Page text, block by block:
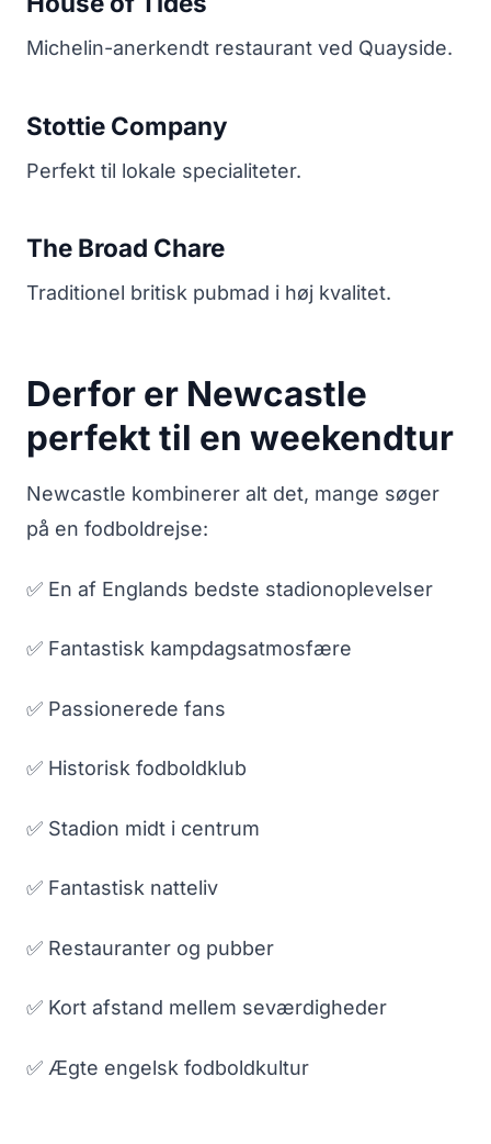
Michelin-anerkendt restaurant ved Quayside.
Stottie Company
Perfekt til lokale specialiteter.
The Broad Chare
Traditionel britisk pubmad i høj kvalitet.
Derfor er Newcastle
perfekt til en weekendtur
Newcastle kombinerer alt det, mange søger
på en fodboldrejse:
✅ En af Englands bedste stadionoplevelser
✅ Fantastisk kampdagsatmosfære
✅ Passionerede fans
✅ Historisk fodboldklub
✅ Stadion midt i centrum
✅ Fantastisk natteliv
✅ Restauranter og pubber
✅ Kort afstand mellem seværdigheder
✅ Ægte engelsk fodboldkultur